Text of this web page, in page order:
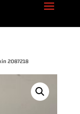
2087218